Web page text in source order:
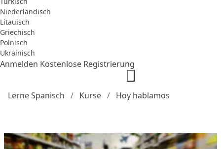
Niederländisch
Litauisch
Griechisch
Polnisch
Ukrainisch
Anmelden Kostenlose Registrierung
Lerne Spanisch Kurse Hoy hablamos